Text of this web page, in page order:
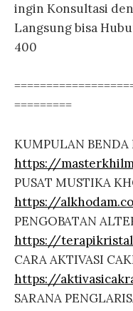
ingin Konsultasi
Langsung bisa
400
=========
KUMPULAN BENDA
https://
PUSAT MUSTIKA
https://
PENGOBATAN
https://
CARA AKTIVASI
https://
SARANA